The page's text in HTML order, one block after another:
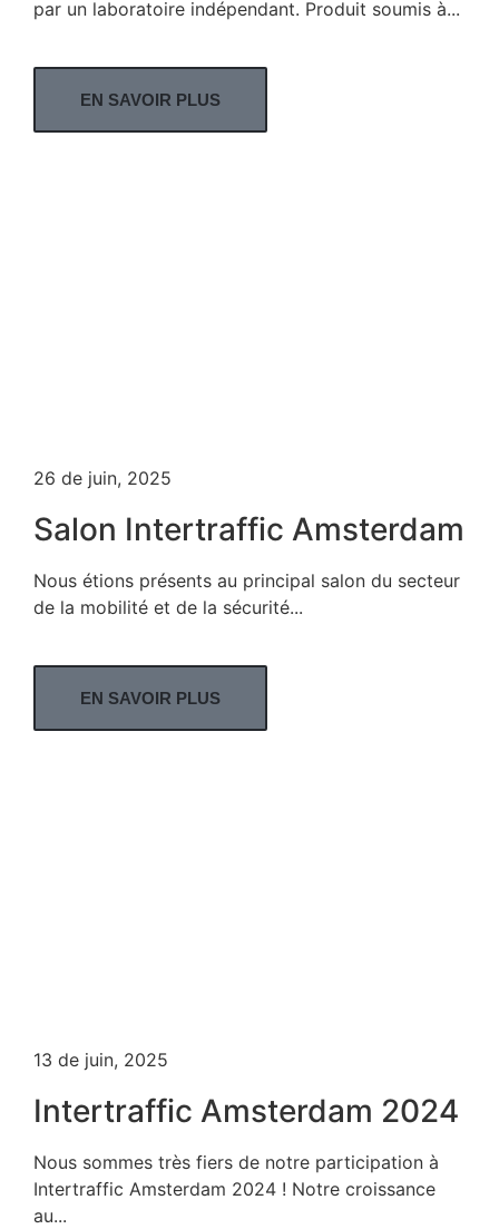
par un laboratoire indépendant. Produit soumis à...
EN SAVOIR PLUS
26 de juin, 2025
Salon Intertraffic Amsterdam
Nous étions présents au principal salon du secteur
de la mobilité et de la sécurité...
EN SAVOIR PLUS
13 de juin, 2025
Intertraffic Amsterdam 2024
Nous sommes très fiers de notre participation à
Intertraffic Amsterdam 2024 ! Notre croissance
au...